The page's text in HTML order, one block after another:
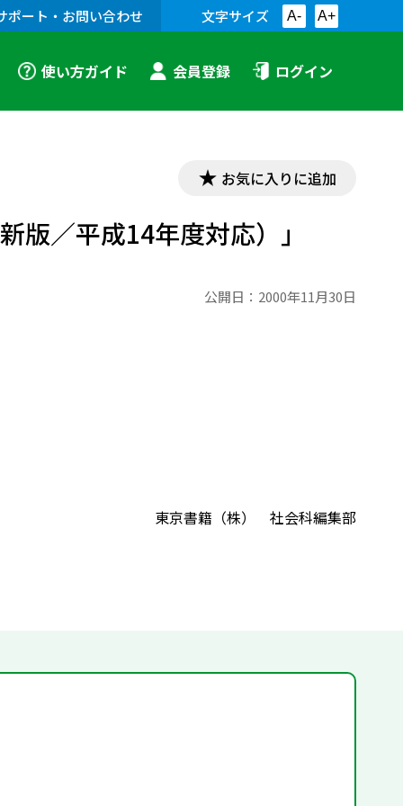
ポート・お問い合わせ 文字サイズ A- A+
使い方ガイド 会員登録 ログイン
お気に入りに追加
版／平成14年度対応）」
公開日： 2000年11月30日
東京書籍（株） 社会科編集部